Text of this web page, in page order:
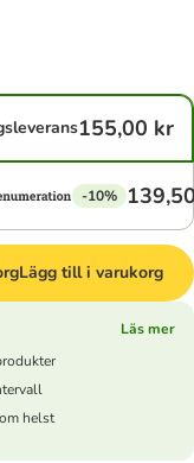
155,00 kr
-10%
Lägg till i varukorg
Läs mer
helst